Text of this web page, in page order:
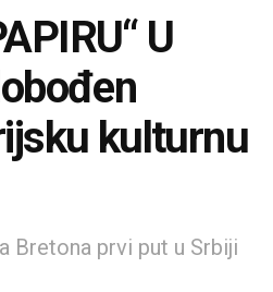
U
kulturnu
Bretona prvi put u Srbiji